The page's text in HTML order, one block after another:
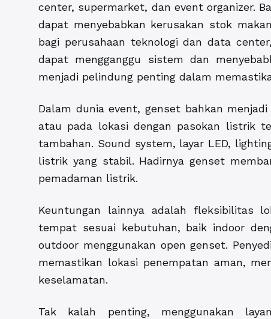
center, supermarket, dan event organizer.
dapat menyebabkan kerusakan stok
bagi perusahaan teknologi dan data
dapat mengganggu sistem dan
menjadi pelindung penting dalam
Dalam dunia event, genset bahkan
atau pada lokasi dengan pasokan listrik
tambahan. Sound system, layar LED,
listrik yang stabil. Hadirnya genset
pemadaman listrik.
Keuntungan lainnya adalah fleksibilitas
tempat sesuai kebutuhan, baik indoor
outdoor menggunakan open genset.
memastikan lokasi penempatan aman,
keselamatan.
Tak kalah penting, menggunakan